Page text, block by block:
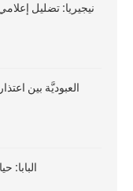
نيجيريا: تضليل
العبوديَّة بين
البابا: